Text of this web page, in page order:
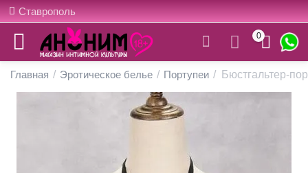
Ставрополь
0
Главная / Эротическое белье / Портупеи / Бюстгальтер-